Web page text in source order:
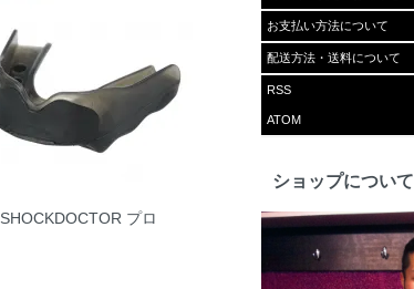
SHOCKDOCTOR プロ
お支払い方法について
配送方法・送料について
RSS
ATOM
ショップについて